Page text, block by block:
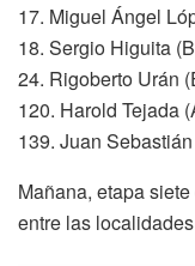
17. Miguel Ángel
18. Sergio Higuita
24. Rigoberto Urán
120. Harold Tejada
139. Juan
Mañana, etapa
entre las